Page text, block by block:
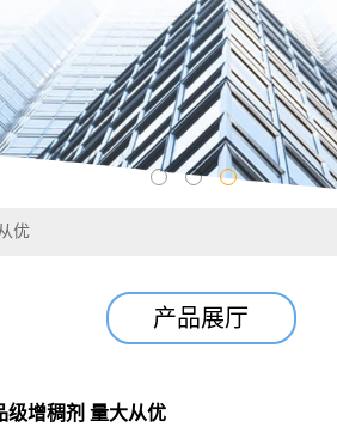
优
产品展厅
级增稠剂 量大从优